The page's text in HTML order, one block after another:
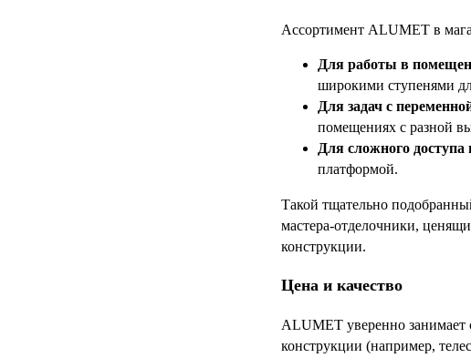
Ассортимент ALUMET в
Для работы в
широкими ступенями
Для задач с
помещениях с разной
Для сложного
платформой.
Такой тщательно
мастера-отделочники,
конструкции.
Цена и качество
ALUMET уверенно занимает
конструкции (например,